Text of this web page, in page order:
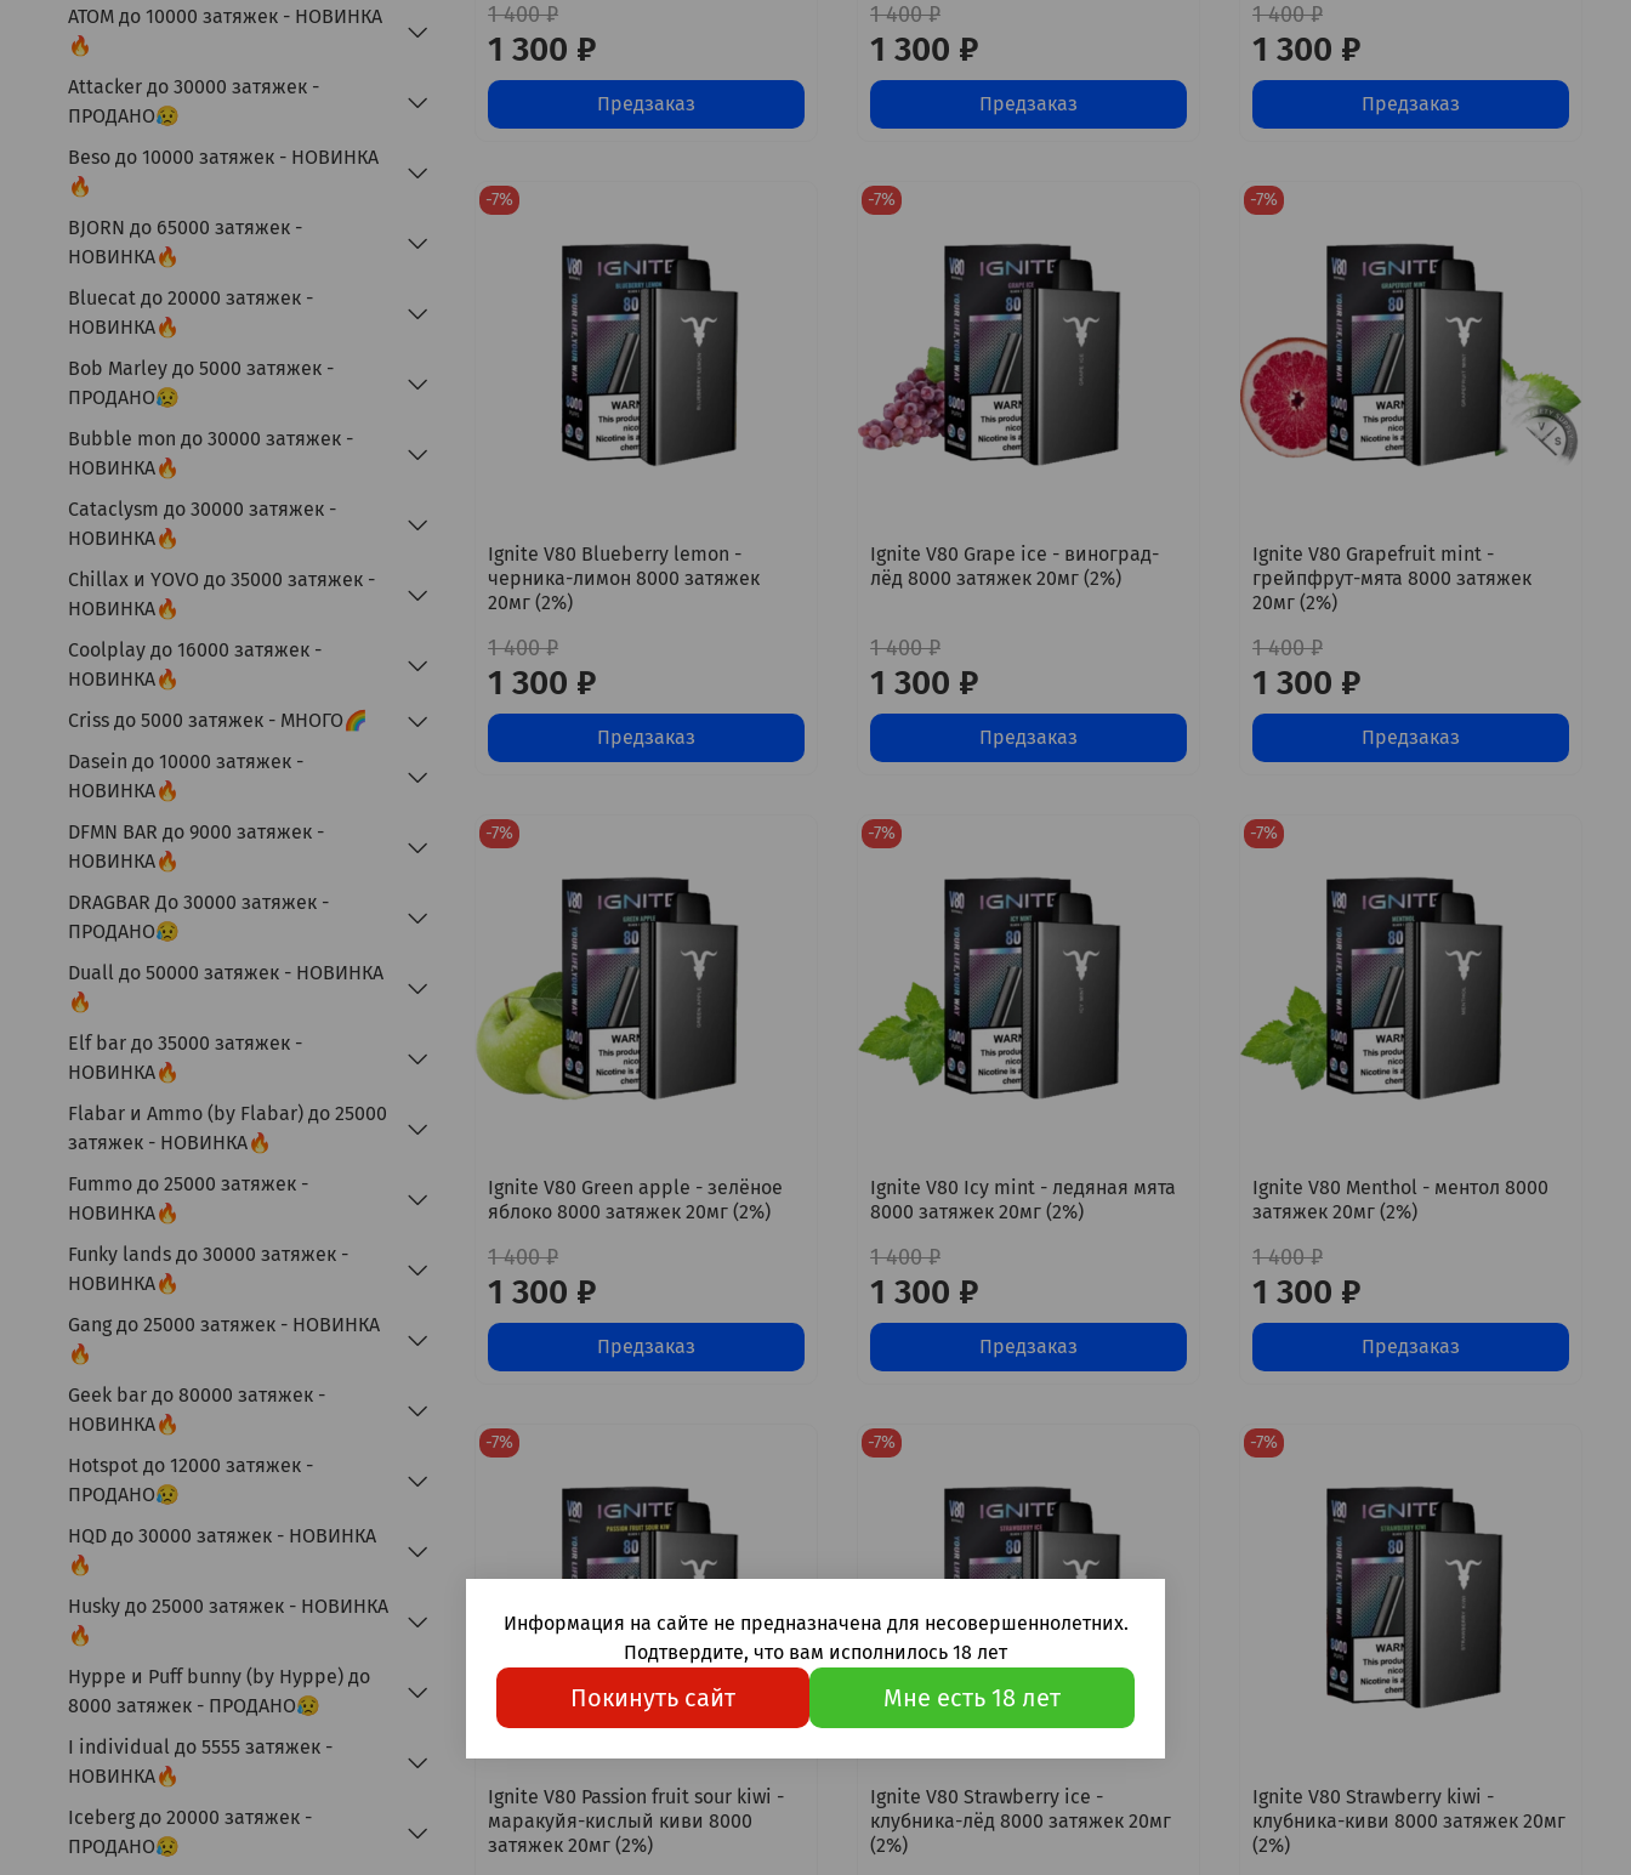
1 400 ₽
1 300 ₽
Предзаказ
1 400 ₽
1 300 ₽
Предзаказ
1 400 ₽
1 300 ₽
Предзаказ
-7%
Ignite V80 Blueberry lemon -
черника-лимон 8000 затяжек
20мг (2%)
1 400 ₽
1 300 ₽
Предзаказ
-7%
Ignite V80 Grape ice - виноград-
лёд 8000 затяжек 20мг (2%)
1 400 ₽
1 300 ₽
Предзаказ
-7%
Ignite V80 Grapefruit mint -
грейпфрут-мята 8000 затяжек
20мг (2%)
1 400 ₽
1 300 ₽
Предзаказ
-7%
Ignite V80 Green apple - зелёное
яблоко 8000 затяжек 20мг (2%)
1 400 ₽
1 300 ₽
Предзаказ
-7%
Ignite V80 Icy mint - ледяная мята
8000 затяжек 20мг (2%)
1 400 ₽
1 300 ₽
Предзаказ
-7%
Ignite V80 Menthol - ментол 8000
затяжек 20мг (2%)
1 400 ₽
1 300 ₽
Предзаказ
-7%
Ignite V80 Passion fruit sour kiwi -
маракуйя-кислый киви 8000
затяжек 20мг (2%)
-7%
Ignite V80 Strawberry ice -
клубника-лёд 8000 затяжек 20мг
(2%)
-7%
Ignite V80 Strawberry kiwi -
клубника-киви 8000 затяжек 20мг
(2%)
ATOM до 10000 затяжек - НОВИНКА
🔥
Attacker до 30000 затяжек -
ПРОДАНО😥
Beso до 10000 затяжек - НОВИНКА
🔥
BJORN до 65000 затяжек -
НОВИНКА🔥
Bluecat до 20000 затяжек -
НОВИНКА🔥
Bob Marley до 5000 затяжек -
ПРОДАНО😥
Bubble mon до 30000 затяжек -
НОВИНКА🔥
Cataclysm до 30000 затяжек -
НОВИНКА🔥
Chillax и YOVO до 35000 затяжек -
НОВИНКА🔥
Coolplay до 16000 затяжек -
НОВИНКА🔥
Criss до 5000 затяжек - МНОГО🌈
Dasein до 10000 затяжек -
НОВИНКА🔥
DFMN BAR до 9000 затяжек -
НОВИНКА🔥
DRAGBAR До 30000 затяжек -
ПРОДАНО😥
Duall до 50000 затяжек - НОВИНКА
🔥
Elf bar до 35000 затяжек -
НОВИНКА🔥
Flabar и Ammo (by Flabar) до 25000
затяжек - НОВИНКА🔥
Fummo до 25000 затяжек -
НОВИНКА🔥
Funky lands до 30000 затяжек -
НОВИНКА🔥
Gang до 25000 затяжек - НОВИНКА
🔥
Geek bar до 80000 затяжек -
НОВИНКА🔥
Hotspot до 12000 затяжек -
ПРОДАНО😥
HQD до 30000 затяжек - НОВИНКА
🔥
Husky до 25000 затяжек - НОВИНКА
🔥
Hyppe и Puff bunny (by Hyppe) до
8000 затяжек - ПРОДАНО😥
I individual до 5555 затяжек -
НОВИНКА🔥
Iceberg до 20000 затяжек -
ПРОДАНО😥
Информация на сайте не предназначена для несовершеннолетних.
Подтвердите, что вам исполнилось 18 лет
Покинуть сайт Мне есть 18 лет